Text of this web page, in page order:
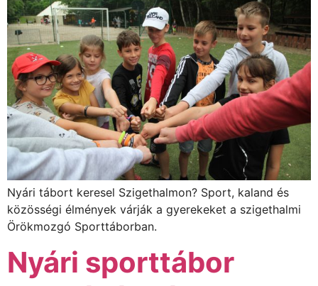
Nyári tábort keresel Szigethalmon? Sport, kaland és
közösségi élmények várják a gyerekeket a szigethalmi
Örökmozgó Sporttáborban.
Nyári sporttábor